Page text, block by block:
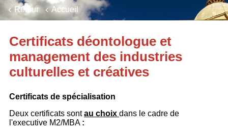
Retour Accueil
Certificats déontologue et
management des industries
culturelles et créatives
Certificats de spécialisation
Deux certificats sontau choix dans le cadre de
l'executive M2/MBA :